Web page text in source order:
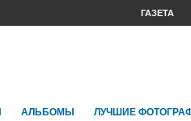
ГАЗЕТА
АЛЬБОМЫ ЛУЧШИЕ